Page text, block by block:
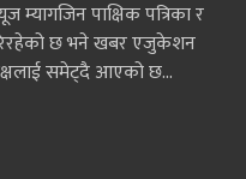
पाक्षिक पत्रिका र
छ भने खबर एजुकेशन
समेट्दै आएको छ...